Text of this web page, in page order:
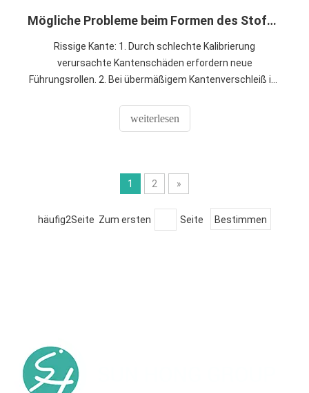
Mögliche Probleme beim Formen des Stoffes
Rissige Kante: 1. Durch schlechte Kalibrierung
verursachte Kantenschäden erfordern neue
Führungsrollen. 2. Bei übermäßigem Kantenverschleiß ist
Kantendichtung anzupassen. 3. Wenn die Kante der
Vakuumbox zu trocken ist, muss die Kantenfixierung
weiterlesen
1 2 »
häufig2Seite Zum ersten Seite Bestimmen